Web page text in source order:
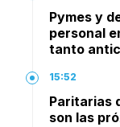
Pymes y
personal
tanto
15:52
Paritarias
son las